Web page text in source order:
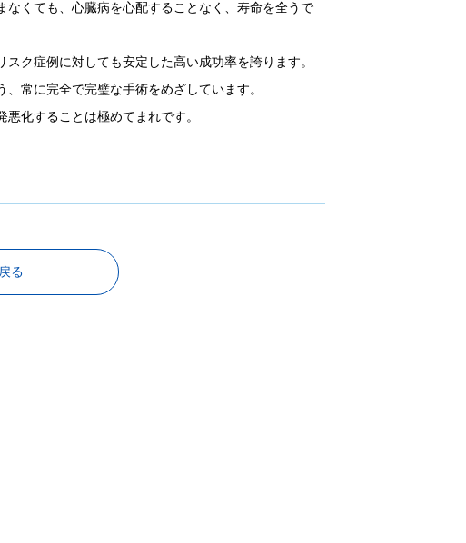
くても、心臓病を心配することなく、寿命を全うで
ク症例に対しても安定した高い成功率を誇ります。
常に完全で完璧な手術をめざしています。
化することは極めてまれです。
る